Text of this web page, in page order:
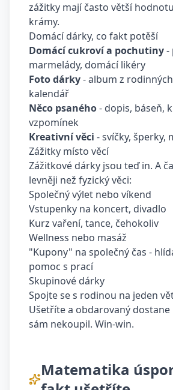
zážitky mají často větší
krámy.
Domácí dárky, co fakt potěší
Domácí cukroví a pochutiny-
marmelády, domácí likéry
Foto dárky- album z
kalendář
Něco psaného- dopis, báseň,
vzpomínek
Kreativní věci - svíčky, šperky,
Zážitky místo věcí
Zážitkové dárky jsou teď in. A
levněji než fyzický věci:
Společný výlet nebo víkend
Vstupenky na koncert, divadlo
Kurz vaření, tance, čehokoliv
Wellness nebo masáž
"Kupony" na společný čas -
pomoc s prací
Skupinové dárky
Spojte se s rodinou na jeden
Ušetříte a obdarovaný dostane
sám nekoupil. Win-win.
Matematika